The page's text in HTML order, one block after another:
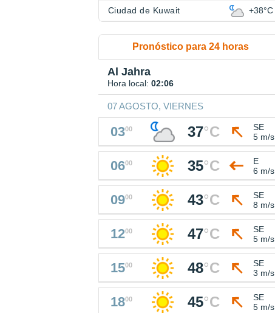
Ciudad de Kuwait +38°C
Pronóstico para 24 horas
Al Jahra
Hora local: 02:06
07 AGOSTO, VIERNES
0300 37°C
SE
5 m/s
0600 35°C
E
6 m/s
0900 43°C
SE
8 m/s
1200 47°C
SE
5 m/s
1500 48°C
SE
3 m/s
1800 45°C
SE
5 m/s